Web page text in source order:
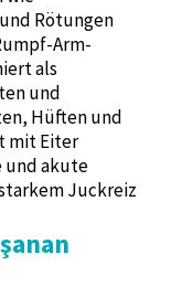
Rötungen
Arm-
als
und
Hüften und
mit Eiter
und akute
Juckreiz